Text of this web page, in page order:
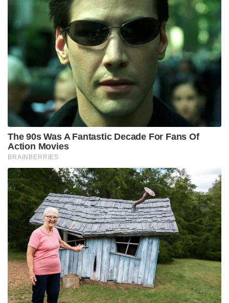
ഡൊണാൾഡ് ട്രംപ് വ്യക്തമാക്കിയിരുന്നത്. യുഎസ്സിൽ
നിന്നുള്ള വ്യാപാര പ്രതിനിധി സംഘം ഡൽഹിയിൽ
നടത്തുന്ന ചർച്ചകളിൽ കൂടി താരിഫ്
കുറയ്ക്കുന്നതുമായി ബന്ധപ്പെട്ട തീരുമാനങ്ങൾ
ഉണ്ടാകുമെന്നും കരുതപ്പെടുന്നു. 2023-ൽ,
ചരക്കുകളിലും സേവനങ്ങളിലും യുഎസ്-ഇന്ത്യ
ഉഭയകക്ഷി വ്യാപാരം 190.08 ബില്യൺ യുഎസ് ഡോളർ
ആയിരുന്നു. പരസ്പര സഹകരണത്തോടെ
പ്രവർത്തിച്ച് 2030 ആകുമ്പോഴേക്കും ഉഭയകക്ഷി
വ്യാപാരം 500 ബില്യൺ യുഎസ് ഡോളർ ആക്കാനാണ്
ഇരു രാജ്യങ്ങളും ഇപ്പോൾ ശ്രമിക്കുന്നത്.